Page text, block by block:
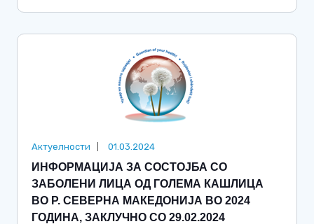
Актуелности 01.03.2024
ИНФОРМАЦИЈА ЗА СОСТОЈБА СО
ЗАБОЛЕНИ ЛИЦА ОД ГОЛЕМА КАШЛИЦА
ВО Р. СЕВЕРНА МАКЕДОНИЈА ВО 2024
ГОДИНА, ЗАКЛУЧНО СО 29.02.2024